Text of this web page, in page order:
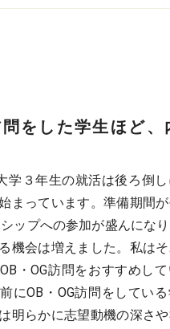
問をした学生ほど、
学３年生の就活は後ろ倒し
まっています。準備期間
ップへの参加が盛んにな
機会は増えました。私は
・OG訪問をおすすめし
にOB・OG訪問をしてい
明らかに志望動機の深さ